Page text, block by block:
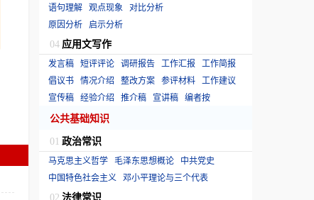
语句理解 观点现象 对比分析
原因分析 启示分析
04 应用文写作
发言稿 短评评论 调研报告 工作汇报
工作简报
倡议书 情况介绍 整改方案 参评材料 工作建议
宣传稿 经验介绍 推介稿 宣讲稿 编者按
公共基础知识
01 政治常识
马克思主义哲学 毛泽东思想概论 中共党史
中国特色社会主义 邓小平理论与三个代表
02 法律常识